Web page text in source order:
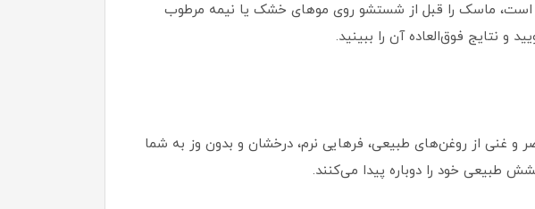
ماسک را قبل از شستشو روی موهای خشک یا نیمه مرطوب
و غنی از روغن‌های طبیعی، فرهایی نرم، درخشان و بدون وز به شما
طبیعی خود را دوباره پیدا می‌کنند.